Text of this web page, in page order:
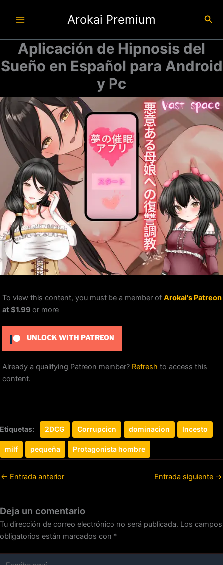
Arokai Premium
Aplicación de Hipnosis del
Sueño en Español para Android
y Pc
To view this content, you must be a member of Arokai's Patreon
at $1.99 or more
UNLOCK WITH PATREON
Already a qualifying Patreon member? Refresh to access this
content.
Etiquetas: 2DCG Corrupcion dominacion Incesto
milf pequeña Protagonista hombre
← Entrada anterior Entrada siguiente →
Deja un comentario
Tu dirección de correo electrónico no será publicada. Los campos
obligatorios están marcados con *